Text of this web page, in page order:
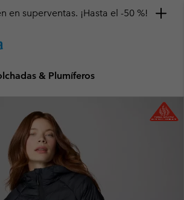
en superventas. ¡Hasta el -50 %!
& Plumíferos